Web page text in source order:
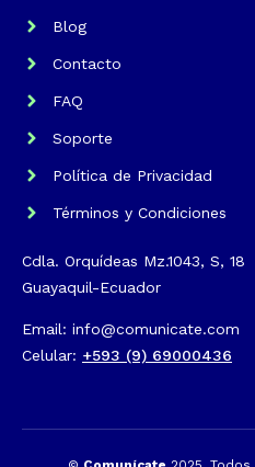
Blog
Contacto
FAQ
Soporte
Política de Privacidad
Términos y Condiciones
Cdla. Orquídeas Mz.1043, S, 18
Guayaquil-Ecuador
Email: info@comunicate.com
Celular: +593 (9) 69000436